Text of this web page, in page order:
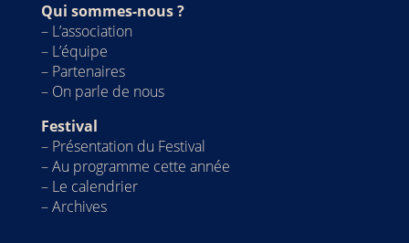
Qui sommes-nous ?
– L’association
– L’équipe
– Partenaires
– On parle de nous
Festival
– Présentation du Festival
–Au programme cette année
– Le calendrier
–Archives